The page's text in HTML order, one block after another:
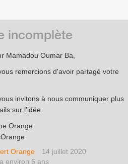
Mamadou Oumar Ba,
remercions d'avoir partagé votre
invitons à nous communiquer plus
sur l'idée.
Orange
Orange
14 juillet 2020
environ 6 ans
incomplète